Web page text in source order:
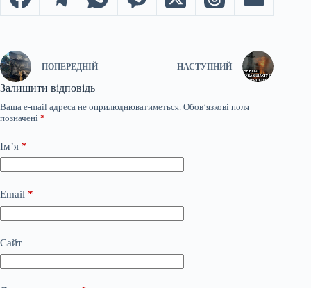
ПОПЕРЕДНІЙ НАСТУПНИЙ
Залишити відповідь
Ваша e-mail адреса не оприлюднюватиметься. Обов’язкові поля
позначені *
Ім’я *
Email *
Сайт